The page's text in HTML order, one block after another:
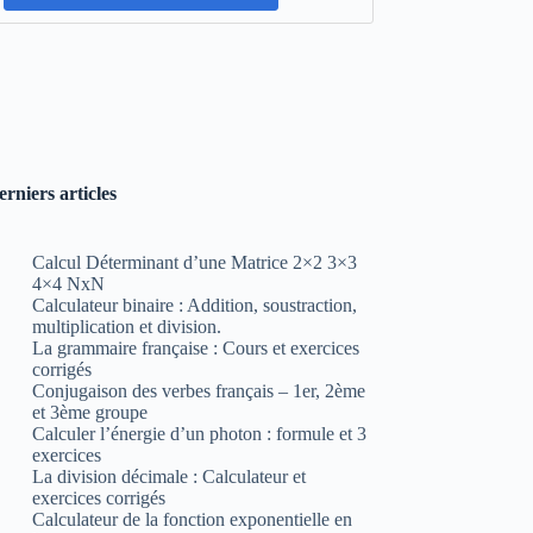
articles
Calcul Déterminant d’une Matrice 2×2 3×3
4×4 NxN
Calculateur binaire : Addition, soustraction,
multiplication et division.
La grammaire française : Cours et exercices
corrigés
Conjugaison des verbes français – 1er, 2ème
et 3ème groupe
Calculer l’énergie d’un photon : formule et 3
exercices
La division décimale : Calculateur et
exercices corrigés
Calculateur de la fonction exponentielle en